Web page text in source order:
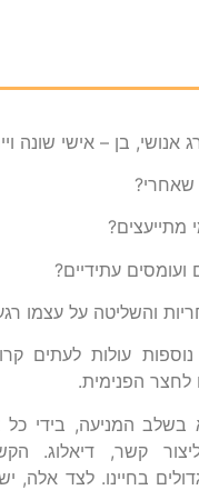
בן – אישי שונה
שאחרי?
עתידיים?
והשליטה על עצמו
עולות לעתים
הפנימית.
בשלב המניעה, בידי כל
קשר, דיאלוג.
בחיינו. לצד אלה,